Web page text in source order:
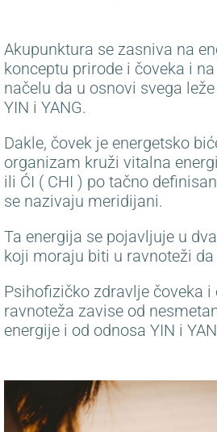
Akupunktura se zasniva na
konceptu prirode i čoveka i
načelu da u osnovi svega
YIN i YANG.
Dakle, čovek je energetsko
organizam kruži vitalna
ili ĆI ( CHI ) po tačno
se nazivaju meridijani.
Ta energija se pojavljuje u
koji moraju biti u ravnoteži
Psihofizičko zdravlje čoveka i
ravnoteža zavise od
energije i od odnosa YIN i